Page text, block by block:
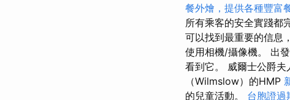
餐外燴，提供各種豐富
所有乘客的安全實踐都
可以找到最重要的信息
使用相機/攝像機。 出
看到它。 威爾士公爵夫
（Wilmslow）的HMP
的兒童活動。 台胞證過